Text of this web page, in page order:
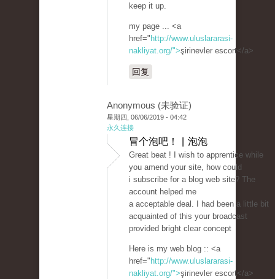
keep it up.
my page ... <a
href=" http://www.uluslararasi-
nakliyat.org/">şirinevler escort</a>
回复
Anonymous (未验证)
星期四, 06/06/2019 - 04:42
永久连接
冒个泡吧！ | 泡泡
Great beat ! I wish to apprentice while
you amend your site, how could
i subscribe for a blog web site? The
account helped me
a acceptable deal. I had been a little bit
acquainted of this your broadcast
provided bright clear concept
Here is my web blog :: <a
href=" http://www.uluslararasi-
nakliyat.org/">şirinevler escort</a>